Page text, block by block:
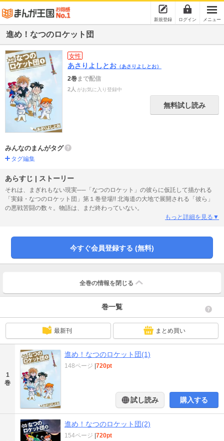
新規登録 ログイン メニュー
進め！なつのロケット団
女性
あさりよしとお （あさりよしとお）
2巻まで配信
2人 がお気に入り登録中
無料試し読み
みんなのまんがタグ
タグ編集
あらすじ | ストーリー
それは、まぎれもない現実──「なつのロケット」の彼らに仮託して描かれる
「実録・なつのロケット団」第１巻登場!! 北海道の大地で展開される「彼ら」
の悪戦苦闘の数々。物語は、まだ終わっていない。
もっと詳細を見る▼
今すぐ会員登録する (無料)
全巻の情報を 閉じる
巻一覧
最新刊 まとめ買い
1
巻
進め！なつのロケット団(1)
148ページ 720pt
試し読み 購入する
進め！なつのロケット団(2)
154ページ 720pt